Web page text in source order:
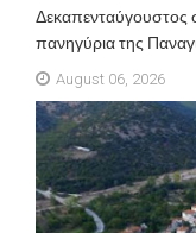
Δεκαπενταύγουστος
πανηγύρια της
August 06, 2026